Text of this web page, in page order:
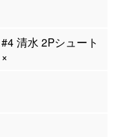
#4 清水 2Pシュート
×